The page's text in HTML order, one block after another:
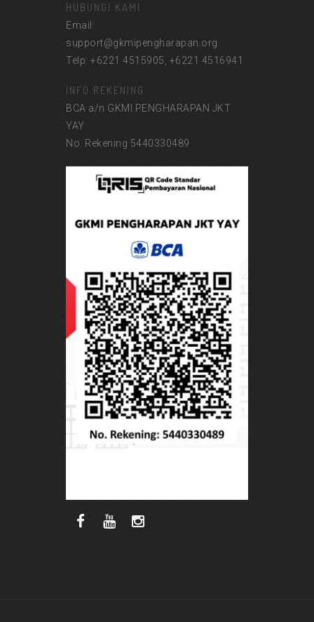
HUBUNGI KAMI
Email:
support@gkmipengharapan.org
Telp: +6221 4515905, +6221 4516941
INFO REKENING
BCA a/n GKMI PENGHARAPAN JKT
YAY
No. Rekening 5440330489